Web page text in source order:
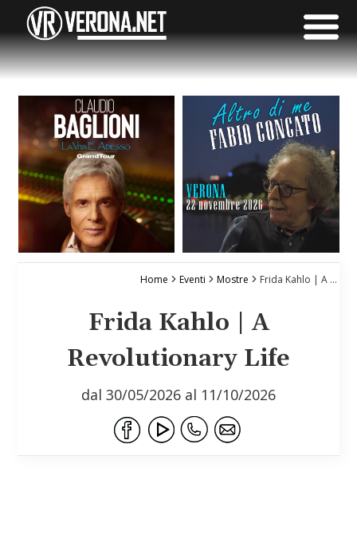
Home Eventi Mostre Frida Kahlo | A Revolutionary Life
Frida Kahlo | A
Revolutionary Life
dal 30/05/2026 al 11/10/2026